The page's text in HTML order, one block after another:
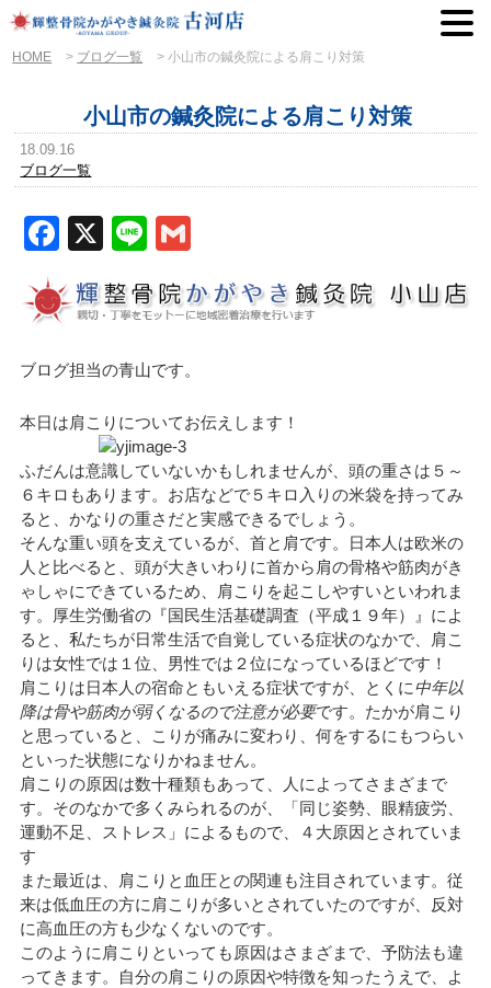
HOME > ブログ一覧 >小山市の鍼灸院による肩こり対策
小山市の鍼灸院による肩こり対策
18.09.16
ブログ一覧
Facebook
X Line
ブログ担当の青山です。
本日は肩こりについてお伝えします！
ふだんは意識していないかもしれませんが、頭の重さは５～
６キロもあります。お店などで５キロ入りの米袋を持ってみ
ると、かなりの重さだと実感できるでしょう。
そんな重い頭を支えているが、首と肩です。日本人は欧米の
人と比べると、頭が大きいわりに首から肩の骨格や筋肉がき
ゃしゃにできているため、肩こりを起こしやすいといわれま
す。厚生労働省の『国民生活基礎調査（平成１９年）』によ
ると、私たちが日常生活で自覚している症状のなかで、肩こ
りは女性では１位、男性では２位になっているほどです！
肩こりは日本人の宿命ともいえる症状ですが、とくに中年以
降は骨や筋肉が弱くなるので注意が必要です。たかが肩こり
と思っていると、こりが痛みに変わり、何をするにもつらい
といった状態になりかねません。
肩こりの原因は数十種類もあって、人によってさまざまで
す。そのなかで多くみられるのが、「同じ姿勢、眼精疲労、
運動不足、ストレス」によるもので、４大原因とされていま
す
また最近は、肩こりと血圧との関連も注目されています。従
来は低血圧の方に肩こりが多いとされていたのですが、反対
に高血圧の方も少なくないのです。
このように肩こりといっても原因はさまざまで、予防法も違
ってきます。自分の肩こりの原因や特徴を知ったうえで、よ